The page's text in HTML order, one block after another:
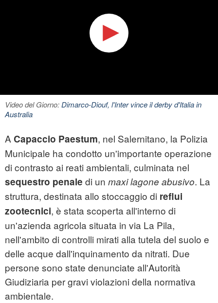
Video del Giorno:Dimarco-Diouf, l'Inter vince il derby d'Italia in
Australia
A Capaccio Paestum, nel Salernitano, la Polizia
Municipale ha condotto un'importante operazione
di contrasto ai reati ambientali, culminata nel
sequestro penale di un maxi lagone abusivo. La
struttura, destinata allo stoccaggio di reflui
zootecnici, è stata scoperta all'interno di
un'azienda agricola situata in via La Pila,
nell'ambito di controlli mirati alla tutela del suolo e
delle acque dall'inquinamento da nitrati. Due
persone sono state denunciate all'Autorità
Giudiziaria per gravi violazioni della normativa
ambientale.